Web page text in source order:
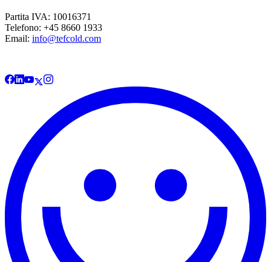
Partita IVA: 10016371
Telefono: +45 8660 1933
Email: info@tefcold.com